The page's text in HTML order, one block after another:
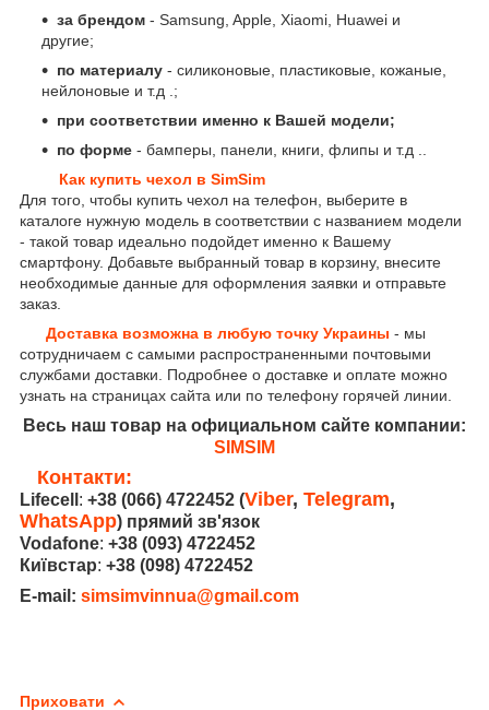
за брендом - Samsung, Apple, Xiaomi, Huawei и
другие;
по материалу - силиконовые, пластиковые, кожаные,
нейлоновые и т.д .;
при соответствии именно к Вашей модели;
по форме - бамперы, панели, книги, флипы и т.д ..
Как купить чехол в SimSim
Для того, чтобы купить чехол на телефон, выберите в
каталоге нужную модель в соответствии с названием модели
- такой товар идеально подойдет именно к Вашему
смартфону. Добавьте выбранный товар в корзину, внесите
необходимые данные для оформления заявки и отправьте
заказ.
Доставка возможна в любую точку Украины - мы
сотрудничаем с самыми распространенными почтовыми
службами доставки. Подробнее о доставке и оплате можно
узнать на страницах сайта или по телефону горячей линии.
Весь наш товар на официальном сайте компании:
SIMSIM
Контакти:
Lifecell : +38 (066) 4722452 (Viber, Telegram,
WhatsApp) прямий зв'язок
Vodafone: +38 (093) 4722452
Київстар: +38 (098) 4722452
E-mail: simsimvinnua@gmail.com
Приховати